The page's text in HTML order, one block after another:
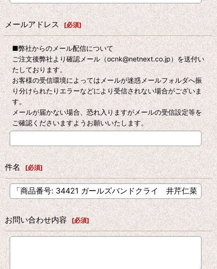
メールアドレス [必須]
■弊社からのメール配信について
ご注文後弊社より確認メール（ocnk@netnext.co.jp）を送付い
たしております。
お客様の受信環境によってはメールが迷惑メールフォルダへ振
り分けられたりエラーなどにより受信されない場合がございま
す。
メールが届かない場合、恐れ入りますがメールの受信設定等を
ご確認くださいますようお願いいたします。
件名 [必須]
お問い合わせ内容 [必須]